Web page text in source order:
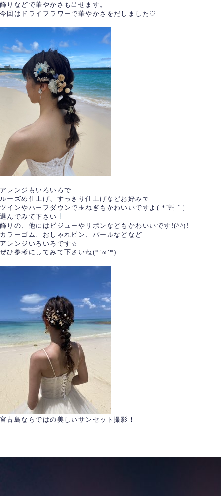
飾りなどで華やかさも出せます。
今回はドライフラワーで華やかさをだしました♡
アレンジもいろいろで
ルーズめ仕上げ、すっきり仕上げなどお好みで
ツインやハーフダウンで玉ねぎもかわいいですよ( *´艸｀)
選んでみて下さい
飾りの、他にはビジューやリボンなどもかわいいです!(^^)!
カラーゴム、おしゃれピン、パールなどなど
アレンジいろいろです☆
ぜひ参考にしてみて下さいね(*’ω’*)
宮古島ならではの美しいサンセット撮影！